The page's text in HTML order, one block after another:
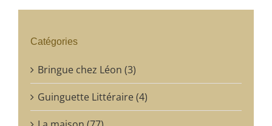
Catégories
Bringue chez Léon (3)
Guinguette Littéraire (4)